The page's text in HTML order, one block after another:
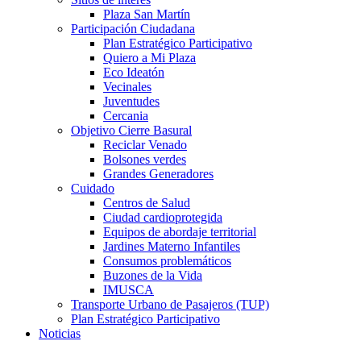
Plaza San Martín
Participación Ciudadana
Plan Estratégico Participativo
Quiero a Mi Plaza
Eco Ideatón
Vecinales
Juventudes
Cercania
Objetivo Cierre Basural
Reciclar Venado
Bolsones verdes
Grandes Generadores
Cuidado
Centros de Salud
Ciudad cardioprotegida
Equipos de abordaje territorial
Jardines Materno Infantiles
Consumos problemáticos
Buzones de la Vida
IMUSCA
Transporte Urbano de Pasajeros (TUP)
Plan Estratégico Participativo
Noticias